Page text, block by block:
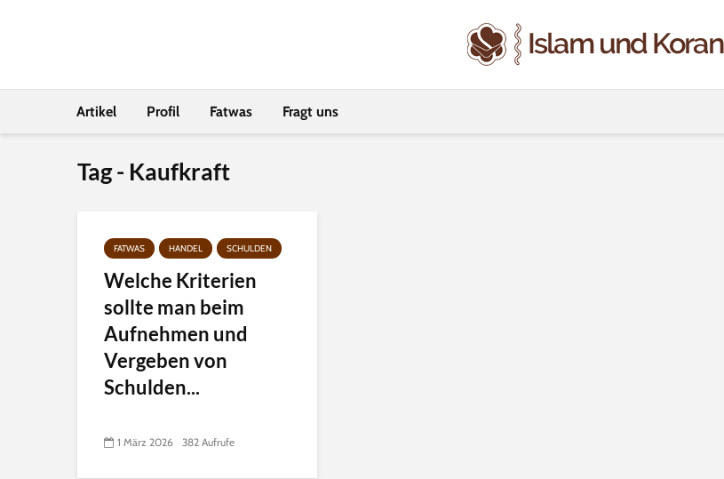
Artikel Profil Fatwas Fragt uns
Tag - Kaufkraft
FATWAS HANDEL SCHULDEN
Welche Kriterien
sollte man beim
Aufnehmen und
Vergeben von
Schulden...
1 März 2026 382 Aufrufe